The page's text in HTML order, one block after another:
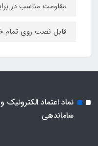
مقاومت مناسب در
قابل نصب روی تمام
نماد اعتماد الکترونیک
ساماندهی